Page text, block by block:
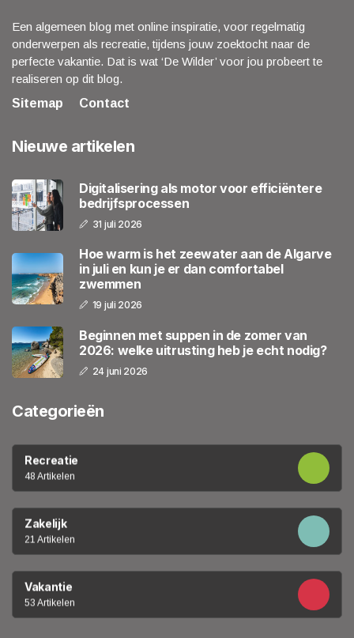
Een algemeen blog met online inspiratie, voor regelmatig
onderwerpen als recreatie, tijdens jouw zoektocht naar de
perfecte vakantie. Dat is wat ‘De Wilder’ voor jou probeert te
realiseren op dit blog.
Sitemap
Contact
Nieuwe artikelen
Digitalisering als motor voor efficiëntere
bedrijfsprocessen
31 juli 2026
Hoe warm is het zeewater aan de Algarve
in juli en kun je er dan comfortabel
zwemmen
19 juli 2026
Beginnen met suppen in de zomer van
2026: welke uitrusting heb je echt nodig?
24 juni 2026
Categorieën
Recreatie
48 Artikelen
Zakelijk
21 Artikelen
Vakantie
53 Artikelen